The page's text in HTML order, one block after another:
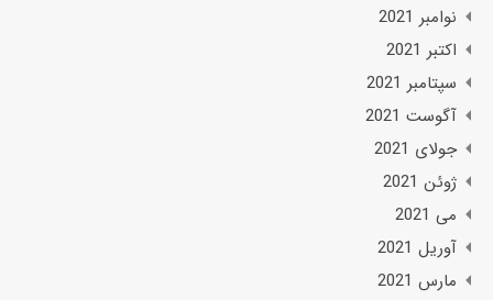
نوامبر 2021
اکتبر 2021
سپتامبر 2021
آگوست 2021
جولای 2021
ژوئن 2021
می 2021
آوریل 2021
مارس 2021